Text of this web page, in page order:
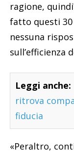
ragione,
fatto questi
nessuna
sull’efficienza
Leggi anche:
ritrova
fiducia
«Peraltro,